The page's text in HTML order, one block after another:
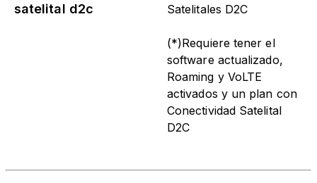
satelital d2c
Satelitales D2C
(*)Requiere tener el
software actualizado,
Roaming y VoLTE
activados y un plan con
Conectividad Satelital
D2C